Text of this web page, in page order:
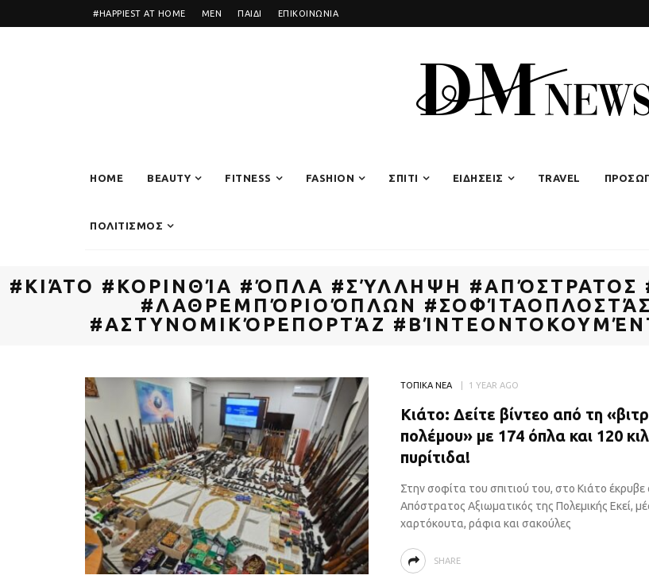
#HAPPIEST AT HOME MEN ΠΑΙΔΙ ΕΠΙΚΟΙΝΩΝΙΑ
HOME BEAUTY FITNESS FASHION ΣΠΙΤΙ ΕΙΔΗΣΕΙΣ TRAVEL
ΠΟΛΙΤΙΣΜΟΣ
#ΚΙΆΤΟ #ΚΟΡΙΝΘΊΑ #ΌΠΛΑ #ΣΎΛΛΗΨΗ
#ΛΑΘΡΕΜΠΌΡΙΟΌΠΛΩΝ
#ΑΣΤΥΝΟΜΙΚΌΡΕΠΟΡΤΆΖ
ΤΟΠΙΚΑ ΝΕΑ 1 YEAR AGO
Κιάτο: Δείτε βίντεο από τη
πολέμου» με 174 όπλα και 120
πυρίτιδα!
Στην σοφίτα του σπιτιού του, στο Κιάτο έκρυβε
Απόστρατος Αξιωματικός της Πολεμικής Εκεί,
χαρτόκουτα, ράφια και σακούλες
SHARE